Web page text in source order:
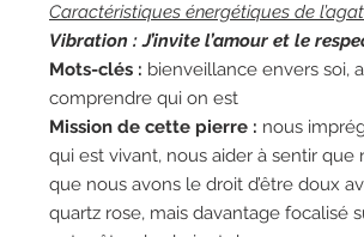
Caractéristiques énergétiques de
Vibration : J’invite l’amour et le
Mots-clés : bienveillance envers soi,
comprendre qui on est
Mission de cette pierre : nous
qui est vivant, nous aider à sentir
que nous avons le droit d’être doux
quartz rose, mais davantage focalisé